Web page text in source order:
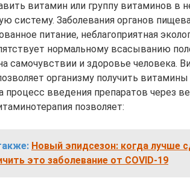
витамин или группу витаминов в
систему. Заболевания органов
питание, неблагоприятная
нормальному всасыванию
самочувствии и здоровье человека.
организму получить
процесс введения препаратов через
позволяет:
Новый эпидсезон: когда лучше
это заболевание от COVID-19